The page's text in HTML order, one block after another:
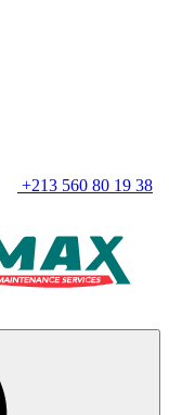
+213 560 80 19 38